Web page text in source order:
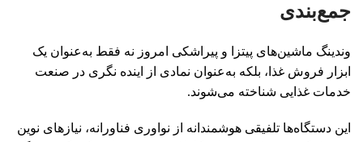
جمع‌بندی
وندینگ ماشین‌های پیتزا و پیراشکی امروز نه فقط به‌عنوان یک
ابزار فروش غذا، بلکه به‌عنوان نمادی از اینده‌ نگری در صنعت
خدمات غذایی شناخته می‌شوند.
این دستگاه‌ها تلفیقی هوشمندانه از نواوری فناورانه، نیازهای نوین